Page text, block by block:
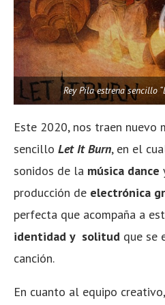
Rey Pila estrena sencillo
Este 2020, nos traen nuevo
sencillo Let It Burn, en el
sonidos de la música dance
producción de electrónica
perfecta que acompaña a
identidad y solitud que se
canción.
En cuanto al equipo